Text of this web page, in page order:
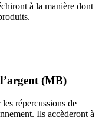
à la manière dont
(MB)
répercussions de
Ils accèderont à